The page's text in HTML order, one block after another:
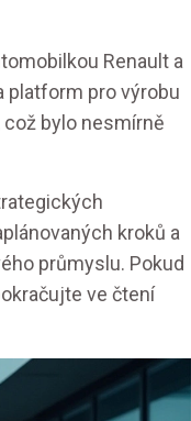
Renault a
platform pro výrobu
bylo nesmírně
kroků a
průmyslu. Pokud
ve čtení